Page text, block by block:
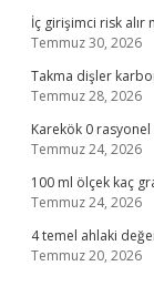
İç girişimci risk alır
Temmuz 30, 2026
Takma dişler
Temmuz 28, 2026
Karekök 0 rasyonel
Temmuz 24, 2026
100 ml ölçek kaç
Temmuz 24, 2026
4 temel ahlaki
Temmuz 20, 2026